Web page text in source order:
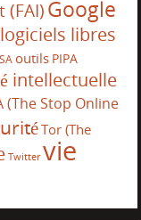
(FAI)Google
logiciels libres
outils PIPA
intellectuelle
(The Stop Online
Tor (The
Twitter vie